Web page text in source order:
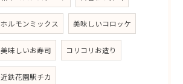
ホルモンミックス 美味しいコロッケ
美味しいお寿司 コリコリお造り
近鉄花園駅チカ